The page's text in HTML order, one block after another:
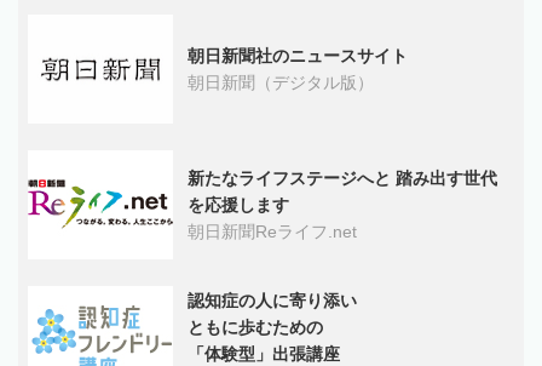
朝日新聞社のニュースサイト
朝日新聞（デジタル版）
新たなライフステージへと 踏み出す世代
を応援します
朝日新聞Reライフ.net
認知症の人に寄り添い
ともに歩むための
「体験型」出張講座